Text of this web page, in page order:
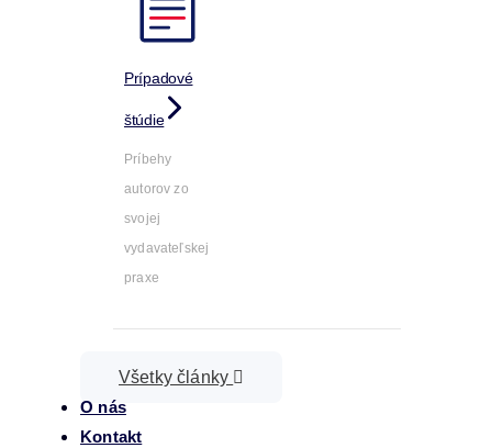
Prípadové
štúdie
Príbehy
autorov zo
svojej
vydavateľskej
praxe
Všetky články
O nás
Kontakt